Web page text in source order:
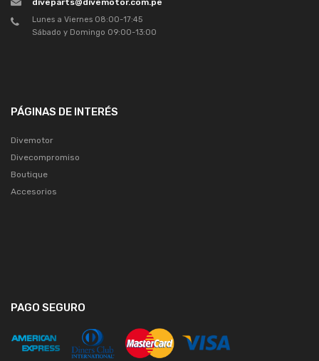
diveparts@divemotor.com.pe
Lunes a Viernes 08:00-17:45
Sábado y Domingo 09:00-13:00
PÁGINAS DE INTERÉS
Divemotor
Divecompromiso
Boutique
Accesorios
PAGO SEGURO